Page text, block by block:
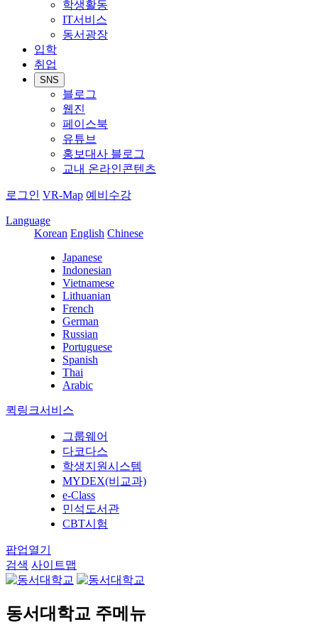
학생활동
IT서비스
동서광장
입학
취업
SNS
블로그
웹진
페이스북
유튜브
홍보대사 블로그
교내 온라인콘텐츠
로그인 VR-Map 예비수강
Language
Korean English Chinese
Japanese
Indonesian
Vietnamese
Lithuanian
French
German
Russian
Portuguese
Spanish
Thai
Arabic
퀵링크서비스
그룹웨어
다코다스
학생지원시스템
MYDEX(비교과)
e-Class
민석도서관
CBT시험
팝업열기
검색 사이트맵
동서대학교 주메뉴